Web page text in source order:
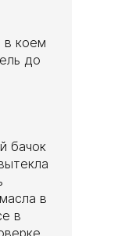
в коем
до
бачок
в
в